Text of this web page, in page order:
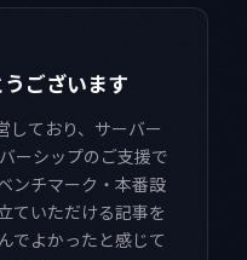
ございます
ており、サーバー
ーシップのご支援で
ンチマーク・本番設
ていただける記事を
でよかったと感じて